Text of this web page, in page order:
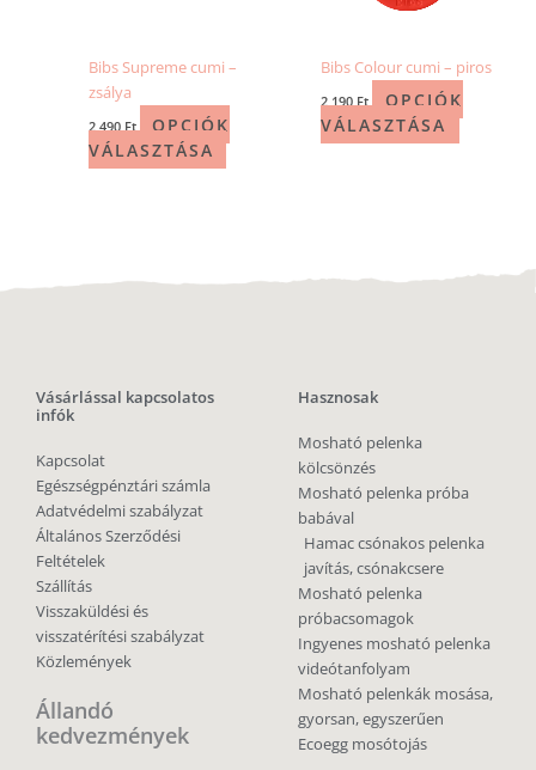
Bibs Supreme cumi –
zsálya
2 490 Ft
OPCIÓK
VÁLASZTÁSA
Bibs Colour cumi – piros
2 190 Ft
OPCIÓK
VÁLASZTÁSA
Vásárlással kapcsolatos
infók
Kapcsolat
Egészségpénztári számla
Adatvédelmi szabályzat
Általános Szerződési
Feltételek
Szállítás
Visszaküldési és
visszatérítési szabályzat
Közlemények
Állandó
kedvezmények
Hasznosak
Mosható pelenka
kölcsönzés
Mosható pelenka próba
babával
Hamac csónakos pelenka
javítás, csónakcsere
Mosható pelenka
próbacsomagok
Ingyenes mosható pelenka
videótanfolyam
Mosható pelenkák mosása,
gyorsan, egyszerűen
Ecoegg mosótojás